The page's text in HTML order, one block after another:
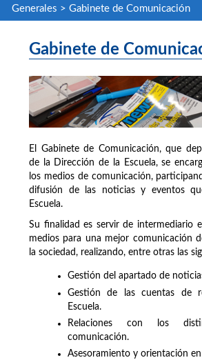
Generales > Gabinete de Comunicación
Gabinete de
El Gabinete de Comunicación, que
de la Dirección de la Escuela, se
los medios de comunicación,
difusión de las noticias y eventos
Escuela.
Su finalidad es servir de intermediario
medios para una mejor comunicación
la sociedad, realizando, entre otras las
Gestión del apartado de
Gestión de las cuentas de
Escuela.
Relaciones con los
comunicación.
Asesoramiento y orientación